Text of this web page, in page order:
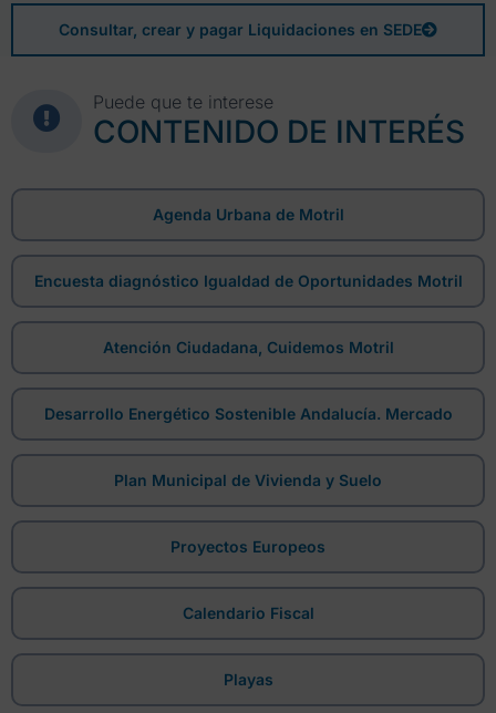
Consultar, crear y pagar Liquidaciones en SEDE
Puede que te interese
CONTENIDO DE INTERÉS
Agenda Urbana de Motril
Encuesta diagnóstico Igualdad de Oportunidades Motril
Atención Ciudadana, Cuidemos Motril
Desarrollo Energético Sostenible Andalucía. Mercado
Plan Municipal de Vivienda y Suelo
Proyectos Europeos
Calendario Fiscal
Playas